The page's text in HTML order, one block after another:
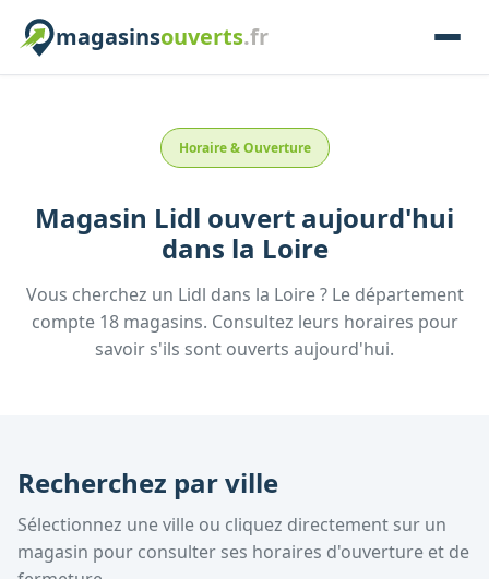
magasinsouverts.fr
Horaire & Ouverture
Magasin Lidl ouvert aujourd'hui
dans la Loire
Vous cherchez un Lidl dans la Loire? Le département
compte 18magasins. Consultez leurs horaires pour
savoir s'ils sont ouverts aujourd'hui.
Recherchez par ville
Sélectionnez une ville ou cliquez directement sur un
magasin pour consulter ses horaires d'ouverture et de